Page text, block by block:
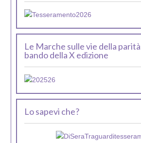
Le Marche sulle vie della
bando della X edizione
Lo sapevi che?